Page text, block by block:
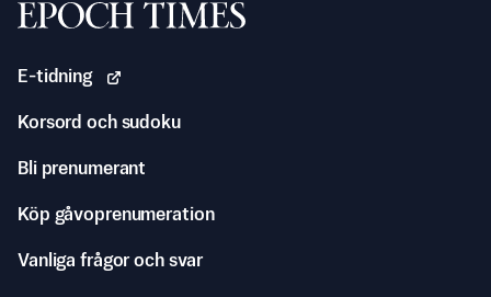
Svenska Epoch Times
E-tidning
Korsord och sudoku
Bli prenumerant
Köp gåvoprenumeration
Vanliga frågor och svar